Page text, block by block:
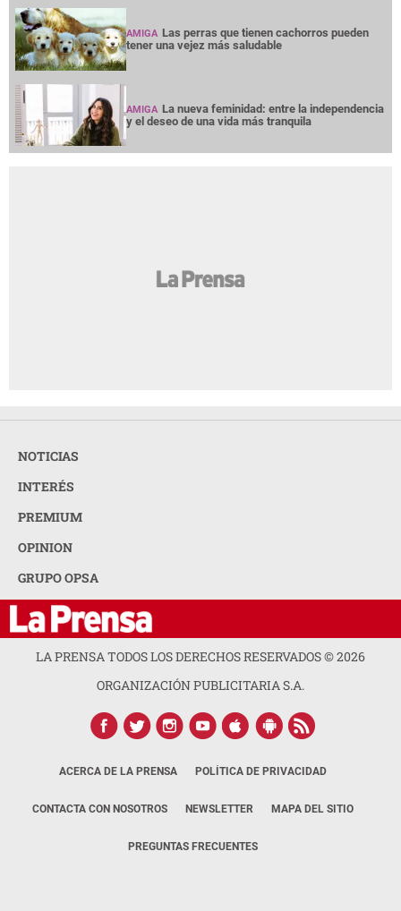
AMIGA Las perras que tienen cachorros pueden
tener una vejez más saludable
AMIGA La nueva feminidad: entre la independencia
y el deseo de una vida más tranquila
NOTICIAS
INTERÉS
PREMIUM
OPINION
GRUPO OPSA
LA PRENSA TODOS LOS DERECHOS RESERVADOS ©2026
ORGANIZACIÓN PUBLICITARIA S.A.
ACERCA DE LA PRENSA POLÍTICA DE PRIVACIDAD
CONTACTA CON NOSOTROS NEWSLETTER MAPA DEL SITIO
PREGUNTAS FRECUENTES